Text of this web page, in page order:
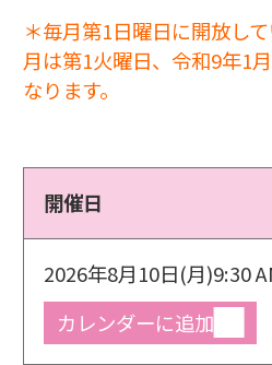
＊毎月第1日曜日に開放し
月は第1火曜日、令和9年1
なります。
開催日
2026年8月10日(月)9:30
カレンダーに追加